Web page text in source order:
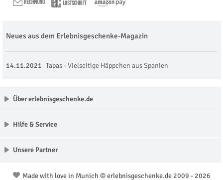
Neues aus dem Erlebnisgeschenke-Magazin
14.11.2021 Tapas - Vielseitige Häppchen aus Spanien
Über erlebnisgeschenke.de
Hilfe & Service
Unsere Partner
Made with love in Munich © erlebnisgeschenke.de 2009 - 2026